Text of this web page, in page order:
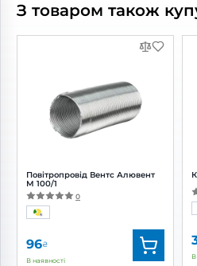
З товаром також
Повітропровід Вентс Алювент
М 100/1
0
96₴
В наявності В